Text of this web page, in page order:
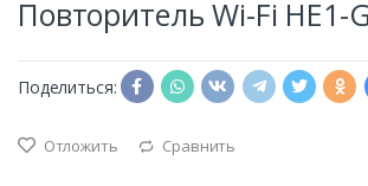
Повторитель Wi-Fi HE1-
Поделиться:
Отложить Сравнить